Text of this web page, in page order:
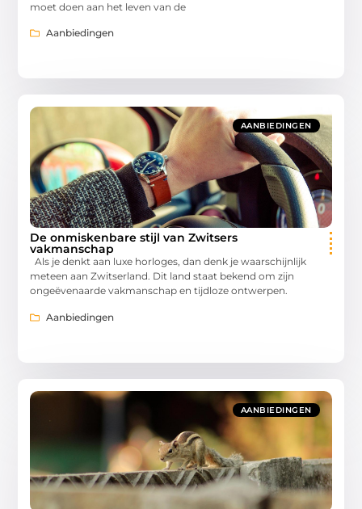
moet doen aan het leven van de
Aanbiedingen
AANBIEDINGEN
De onmiskenbare stijl van Zwitsers
vakmanschap
Als je denkt aan luxe horloges, dan denk je waarschijnlijk
meteen aan Zwitserland. Dit land staat bekend om zijn
ongeëvenaarde vakmanschap en tijdloze ontwerpen.
Aanbiedingen
AANBIEDINGEN